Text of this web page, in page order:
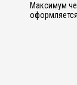
Максимум